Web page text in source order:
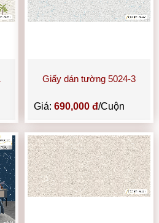
Giấy dán tường 5024-3
Giá: 690,000 đ/Cuộn